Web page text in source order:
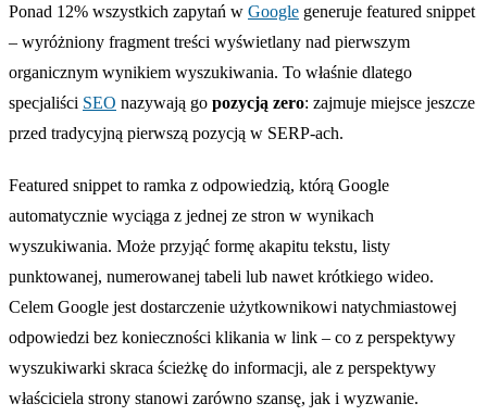
Ponad 12% wszystkich zapytań w Google generuje featured snippet
– wyróżniony fragment treści wyświetlany nad pierwszym
organicznym wynikiem wyszukiwania. To właśnie dlatego
specjaliści SEO nazywają go pozycją zero: zajmuje miejsce jeszcze
przed tradycyjną pierwszą pozycją w SERP-ach.
Featured snippet to ramka z odpowiedzią, którą Google
automatycznie wyciąga z jednej ze stron w wynikach
wyszukiwania. Może przyjąć formę akapitu tekstu, listy
punktowanej, numerowanej tabeli lub nawet krótkiego wideo.
Celem Google jest dostarczenie użytkownikowi natychmiastowej
odpowiedzi bez konieczności klikania w link – co z perspektywy
wyszukiwarki skraca ścieżkę do informacji, ale z perspektywy
właściciela strony stanowi zarówno szansę, jak i wyzwanie.